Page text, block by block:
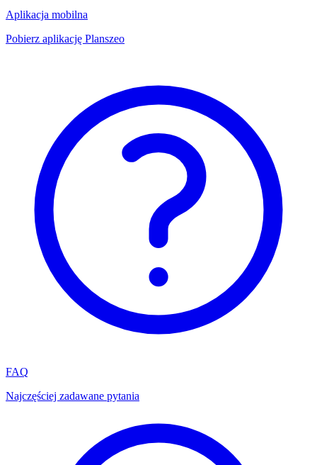
Aplikacja mobilna
Pobierz aplikację Planszeo
FAQ
Najczęściej zadawane pytania